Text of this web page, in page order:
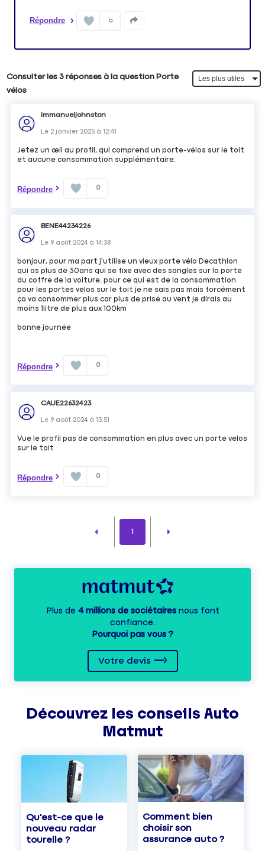
Répondre 0
Consulter les 3 réponses à la question Porte
vélos
immanueljohnston
Le 2 janvier 2025 à12:41
Jetez un œil au profil, qui comprend un porte-vélos sur le toit
et aucune consommation supplémentaire.
Répondre 0
BENE44234226
Le 9 août 2024 à14:38
bonjour, pour ma part j'utilise un vieux porte vélo Decathlon
qui as plus de 30ans qui se fixe avec des sangles sur la porte
du coffre de la voiture. pour ce qui est de la consommation
pour les portes velos sur le toit je ne sais pas mais forcément
ça va consommer plus car plus de prise au vent je dirais au
moins 1litre de plus aux 100km
bonne journée
Répondre 0
CAUE22632423
Le 9 août 2024 à13:51
Vue le profil pas de consommation en plus avec un porte velos
sur le toit
Répondre 0
1
Plus de 4 millions de sociétairesnous font
confiance.
Pourquoi pas vous ?
Votre devis
Découvrez les conseils Auto
Matmut
Qu'est-ce que le
nouveau radar
tourelle ?
Comment bien
choisir son
assurance auto ?